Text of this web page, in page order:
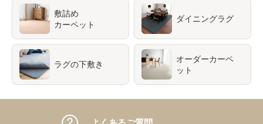
敷詰め
カーペット
ダイニングラグ
ラグの下敷き
オーダーカーペ
ット